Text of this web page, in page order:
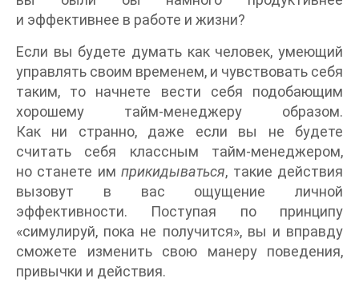
и эффективнее в работе и жизни?
Если вы будете думать как человек, умеющий
управлять своим временем, и чувствовать себя
таким, то начнете вести себя подобающим
хорошему тайм-менеджеру образом.
Как ни странно, даже если вы не будете
считать себя классным тайм-менеджером,
но станете им прикидываться, такие действия
вызовут в вас ощущение личной
эффективности. Поступая по принципу
«симулируй, пока не получится», вы и вправду
сможете изменить свою манеру поведения,
привычки и действия.